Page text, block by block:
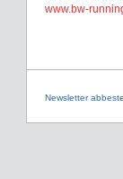
www.bw-
Newsletter